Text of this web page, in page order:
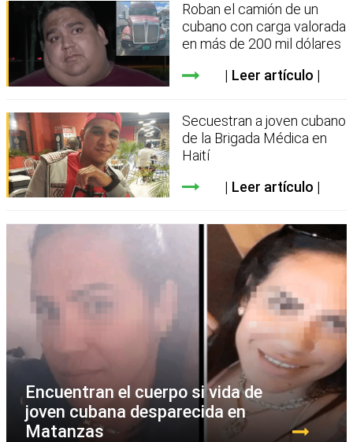
Roban el camión de un
cubano con carga valorada
en más de 200 mil dólares
Leer artículo
Secuestran a joven cubano
de la Brigada Médica en
Haití
Leer artículo
Encuentran el cuerpo si vida de
joven cubana desparecida en
Matanzas